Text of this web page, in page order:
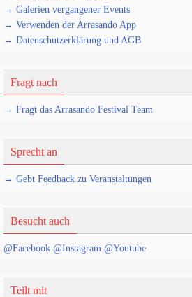
→ Galerien vergangener Events
→ Verwenden der Arrasando App
→ Datenschutzerklärung und AGB
Fragt nach
→ Fragt das Arrasando Festival Team
Sprecht an
→ Gebt Feedback zu Veranstaltungen
Besucht auch
@Facebook @Instagram @Youtube
Teilt mit